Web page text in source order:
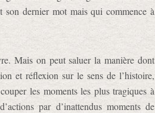
dernier mot mais qui commence à
Mais on peut saluer la manière dont
et réflexion sur le sens de l’histoire,
les moments les plus tragiques à
par d’inattendus moments de